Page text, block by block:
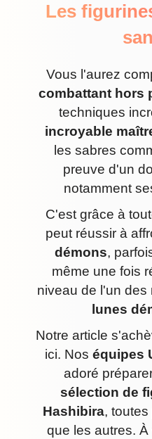
Les
Vous l'aurez
combattant hors
techniques
incroyable
les sabres
preuve d'un
notamment
C'est grâce à
peut réussir à
démons,
même une fois
niveau de l'un des
lunes
Notre article
ici. Nos équipes
adoré
sélection de
Hashibira,
que les autres.